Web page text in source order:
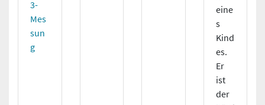
3-
Mes
sun
g
eine
s
Kind
es.
Er
ist
der